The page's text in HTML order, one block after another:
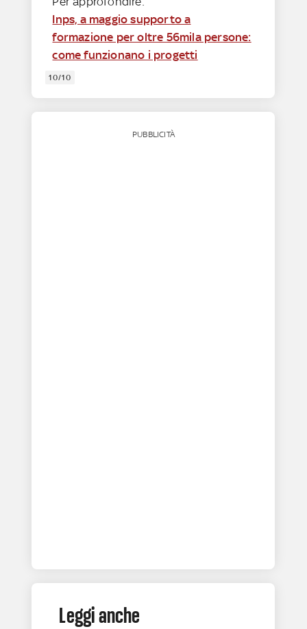
Inps, a maggio supporto a
formazione per oltre 56mila persone:
come funzionano i progetti
10/10
PUBBLICITÀ
Leggi anche